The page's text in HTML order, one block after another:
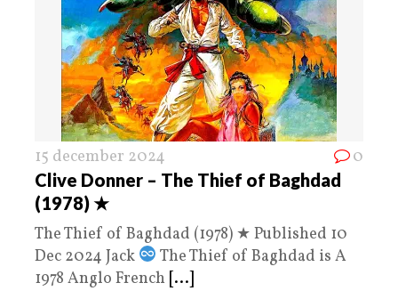
15 december 2024 0
Clive Donner – The Thief of Baghdad
(1978) ★
The Thief of Baghdad (1978) ★ Published 10
Dec 2024 Jack
The Thief of Baghdad is A
1978 Anglo French [...]